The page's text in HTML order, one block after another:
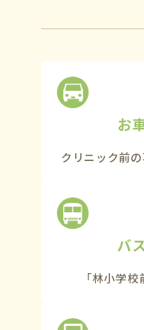
お
クリニック前
バ
「林小学